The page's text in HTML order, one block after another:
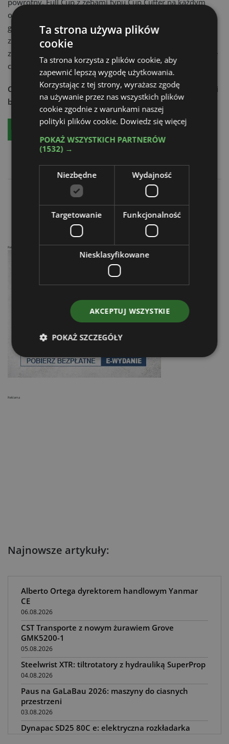
powrotny, Full Cup z zębami typu Cup Cutter na każdym
ogniwie, do kopania w umiarkowanych warunkach
glebowych, Partial Cup do kopania w glebie o wysokiej
zawartości wilgoci, Full Tiger do kopania w twardym i
zamarzniętym gruncie, Shark Combo oferujący jednoczesne
cięcie gleby i czyszczenie wykopaliska.
Chcesz dowiedzieć się więcej?Czytaj aktualności techniki
budowlanej - zamów:
Czterdzieści trzy tony
Digga w dwóch wariantach
Reklama
Najnowsze artykuły:
Alberto Ortega dyrektorem handlowym Yanmar
CE
06.08.2026
CST Transporte z nowym żurawiem Grove
GMK5200-1
05.08.2026
Steelwrist XTR: tiltrotatory z hydrauliką SuperProp
04.08.2026
Paus na GaLaBau 2026: maszyny do ciasnych
przestrzeni
03.08.2026
Dynapac SD25 80C e: elektryczna rozkładarka
Reklama
Ta strona używa plików
cookie
Ta strona korzysta z plików cookie, aby
zapewnić lepszą wygodę użytkowania.
Korzystając z tej strony, wyrażasz zgodę
na używanie przez nas wszystkich plików
cookie zgodnie z warunkami naszej
polityki plików cookie. Dowiedz się więcej
POKAŻ WSZYSTKICH PARTNERÓW
(1532) →
Niezbędne Wydajność
Targetowanie Funkcjonalność
Niesklasyfikowane
AKCEPTUJ WSZYSTKIE
POKAŻ SZCZEGÓŁY